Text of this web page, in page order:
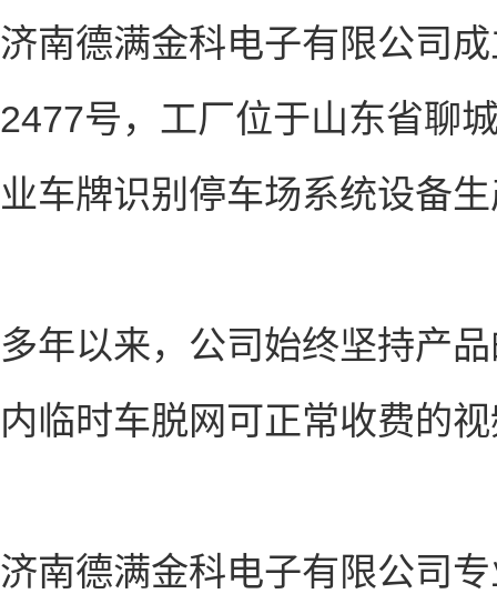
济南德满金科电子有限公司
2477号，工厂位于山东省聊
业车牌识别停车场系统设备
多年以来，公司始终坚持产
内临时车脱网可正常收费的
济南德满金科电子有限公司